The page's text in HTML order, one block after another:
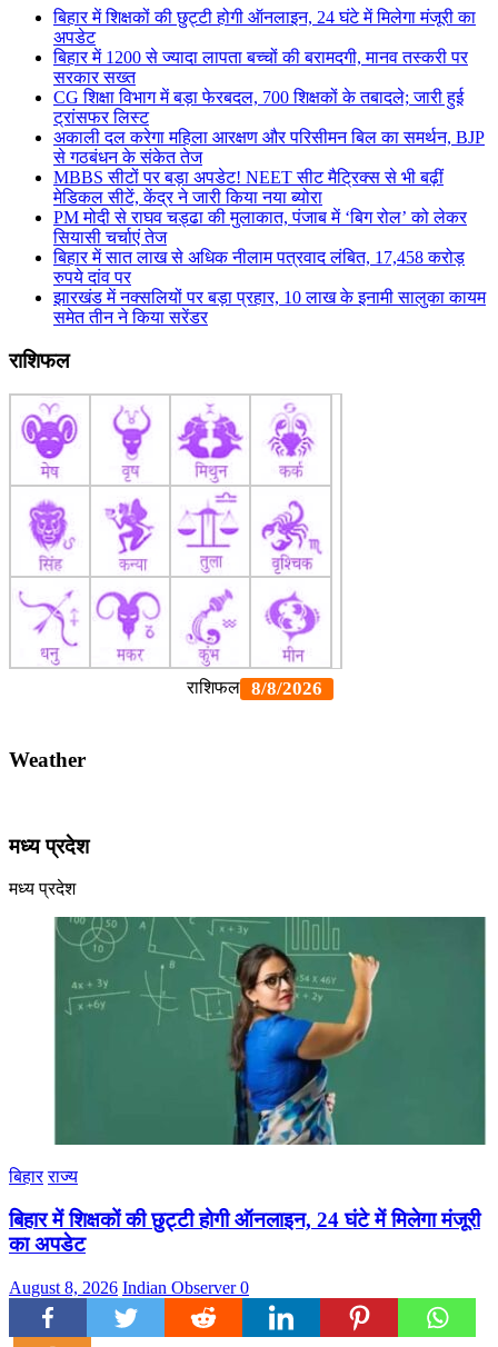
बिहार में शिक्षकों की छुट्टी होगी ऑनलाइन, 24 घंटे में मिलेगा मंजूरी का
अपडेट
बिहार में 1200 से ज्यादा लापता बच्चों की बरामदगी, मानव तस्करी पर
सरकार सख्त
CG शिक्षा विभाग में बड़ा फेरबदल, 700 शिक्षकों के तबादले; जारी हुई
ट्रांसफर लिस्ट
अकाली दल करेगा महिला आरक्षण और परिसीमन बिल का समर्थन, BJP
से गठबंधन के संकेत तेज
MBBS सीटों पर बड़ा अपडेट! NEET सीट मैट्रिक्स से भी बढ़ीं
मेडिकल सीटें, केंद्र ने जारी किया नया ब्योरा
PM मोदी से राघव चड्ढा की मुलाकात, पंजाब में ‘बिग रोल’ को लेकर
सियासी चर्चाएं तेज
बिहार में सात लाख से अधिक नीलाम पत्रवाद लंबित, 17,458 करोड़
रुपये दांव पर
झारखंड में नक्सलियों पर बड़ा प्रहार, 10 लाख के इनामी सालुका कायम
समेत तीन ने किया सरेंडर
राशिफल
Weather
मध्य प्रदेश
मध्य प्रदेश
बिहार राज्य
बिहार में शिक्षकों की छुट्टी होगी ऑनलाइन, 24 घंटे में मिलेगा मंजूरी
का अपडेट
August 8, 2026 Indian Observer0